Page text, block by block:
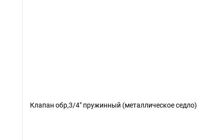
Клапан обр,3/4" пружинный (металлическое седло)